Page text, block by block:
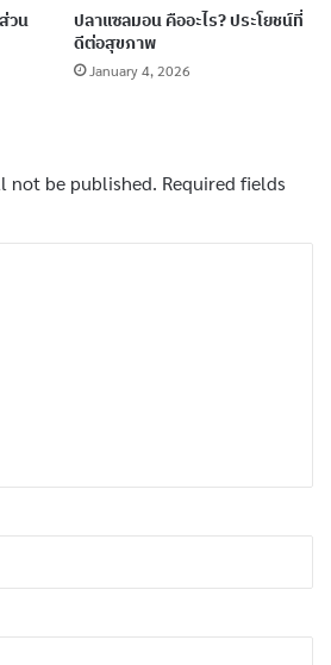
ทา อาหารพื้นบ้านอีสานจากสาหร่ายน้ำจืด
ติเด็ดหากินยาก
14, 2026
13, 2026
ครึ่งตามแนวนอนให้บางสม่ำเสมอ)
ด 1 ช้อนโต๊ะ
วน
ปลาแซลมอน คืออะไร? ประโยชน์ที่
ดีต่อสุขภาพ
January 4, 2026
not be published. Required fields